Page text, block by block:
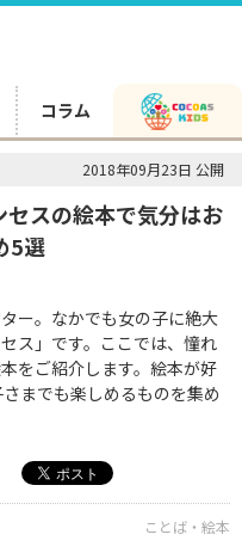
コラム
2018年09月23日 公開
セスの絵本で気分はお
5選
ー。なかでも女の子に絶大
ス」です。ここでは、憧れ
をご紹介します。絵本が好
までも楽しめるものを集め
ことば・絵本